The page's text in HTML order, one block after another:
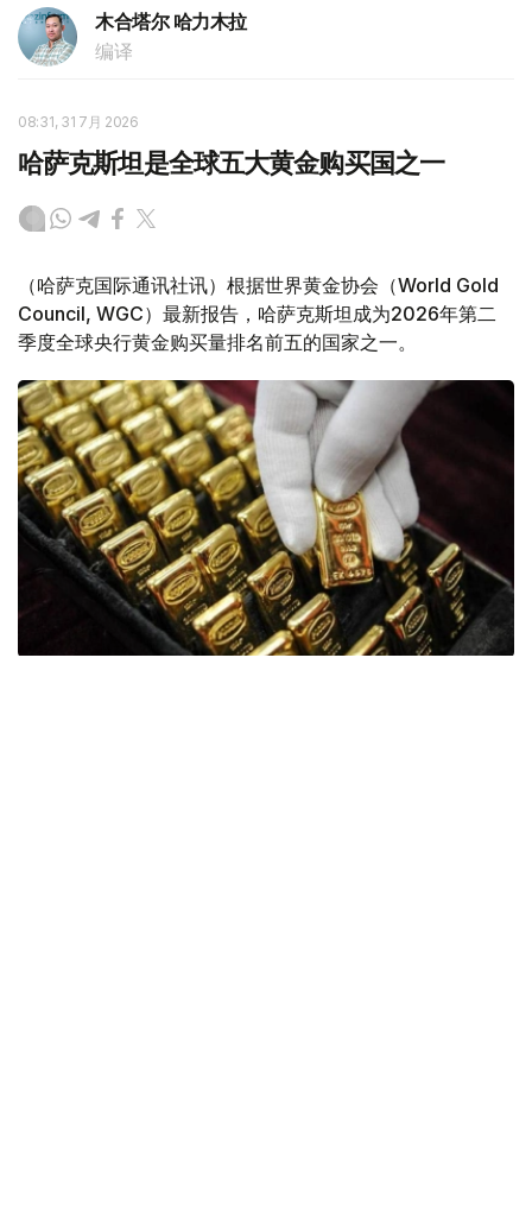
木合塔尔 哈力木拉
编译
08:31, 31 7月 2026
哈萨克斯坦是全球五大黄金购买国之一
（哈萨克国际通讯社讯）根据世界黄金协会（World Gold
Council, WGC）最新报告，哈萨克斯坦成为2026年第二
季度全球央行黄金购买量排名前五的国家之一。